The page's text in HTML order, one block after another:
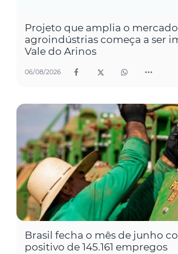
Projeto que amplia o
agroindústrias começa a ser
Vale do Arinos
06/08/2026
Brasil fecha o mês de junho
positivo de 145.161 empregos